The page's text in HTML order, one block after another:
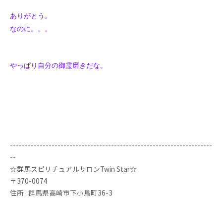
ありがとう。
なのに。。。
やっぱり自分の御霊磨きだな。
--------------------------------------------------------------------
--
☆群馬スピリチュアルサロンTwin Star☆
〒370-0074
住所 : 群馬県高崎市下小鳥町36-3